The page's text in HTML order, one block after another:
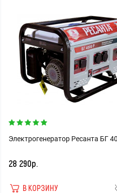
Электрогенератор Ресанта БГ
28 290р.
В КОРЗИНУ